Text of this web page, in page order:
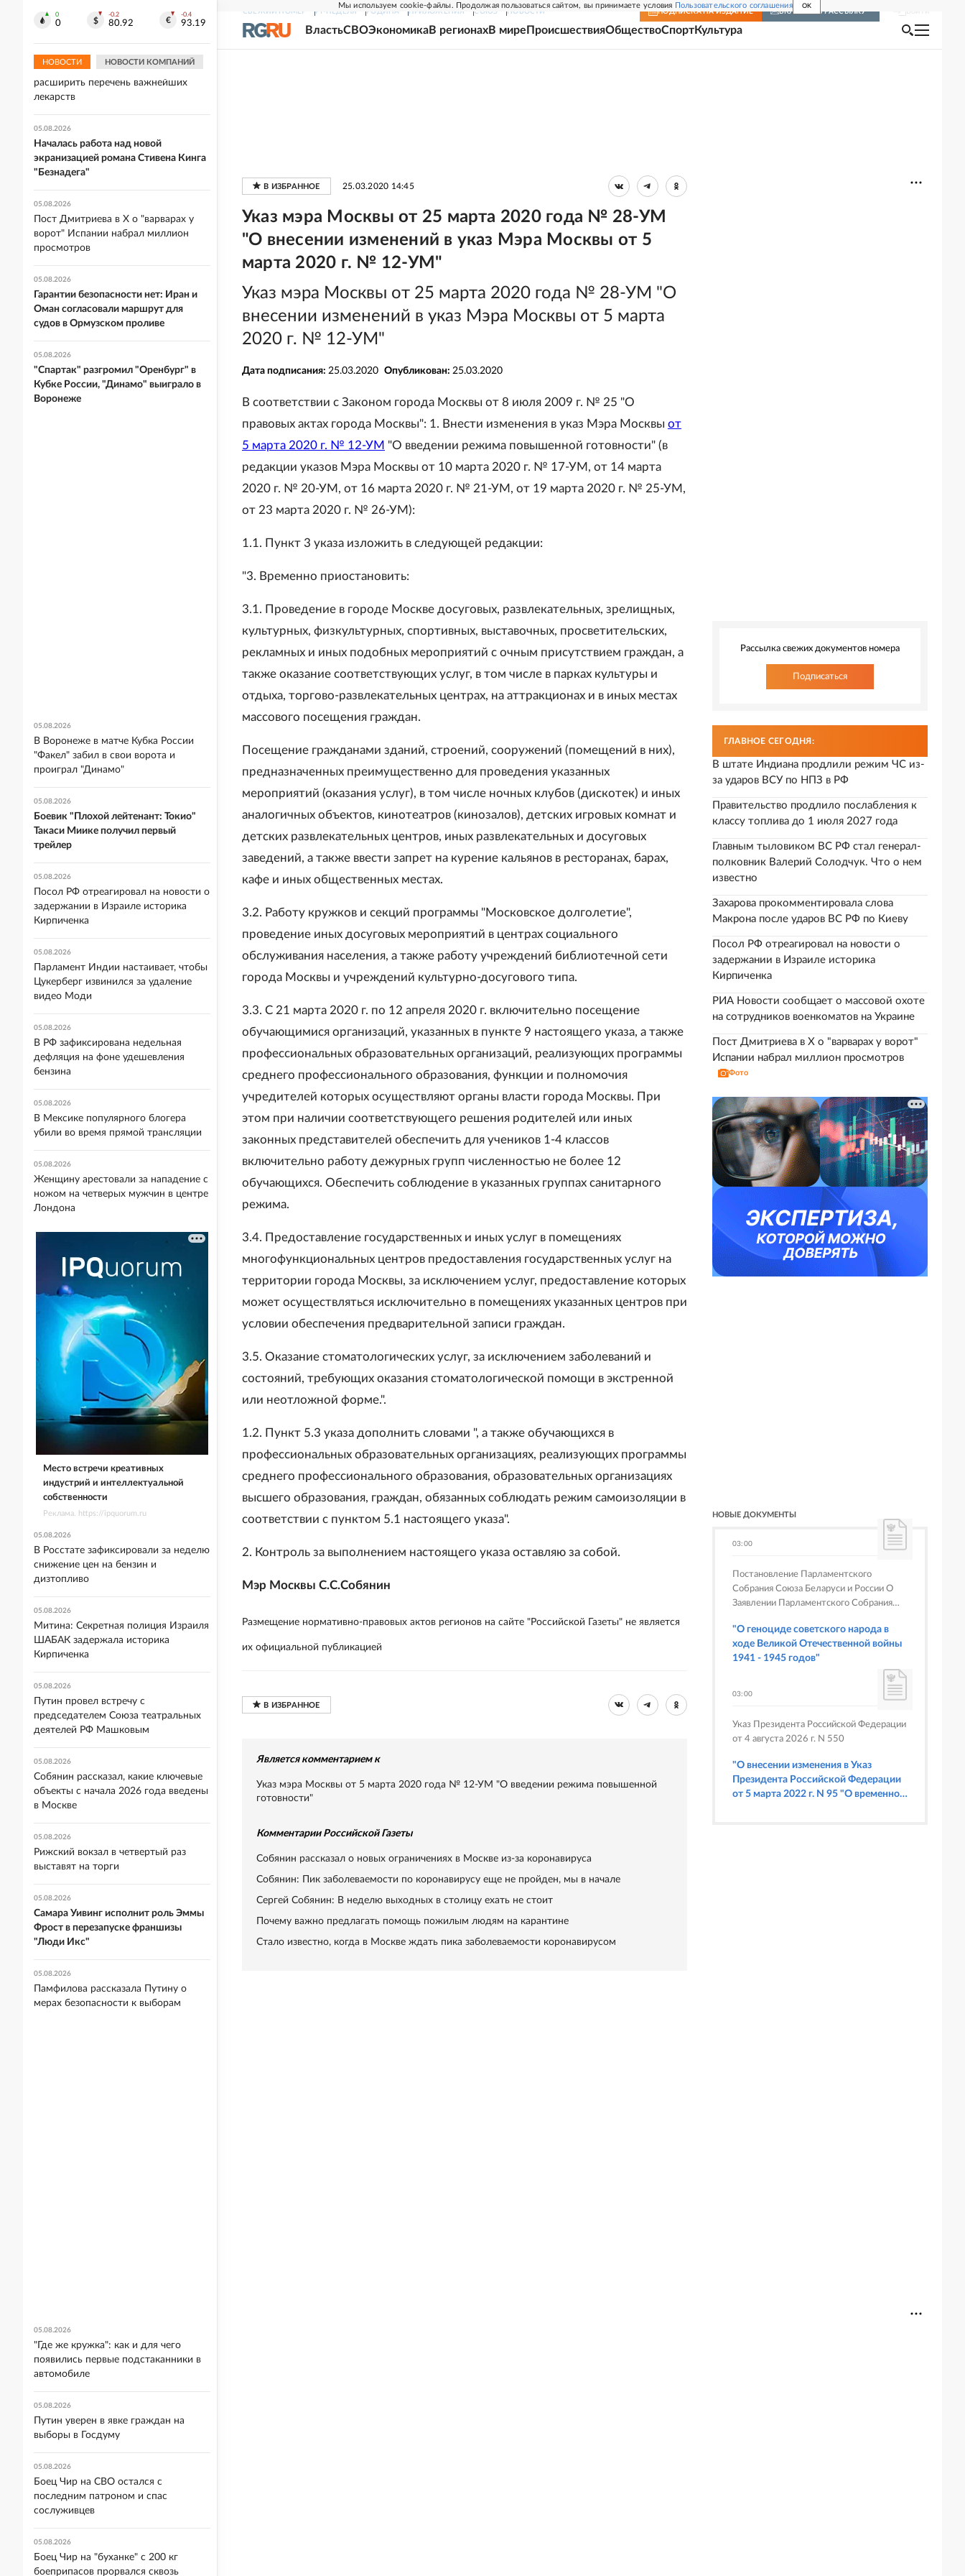
Мы используем cookie-файлы. Продолжая пользоваться сайтом, вы принимаете условия Пользовательского соглашения OK
СВЕЖИЙ НОМЕР РГ-НЕДЕЛЯ РОДИНА ПРИЛОЖЕНИЯ СОЮЗ НОВОСТИ ПОДПИСКА НА ИЗДАНИЕ ВКЛЮЧИТЬ РАССЫЛКУ
ВластьСВОЭкономикаВ регионахВ мире ПроисшествияОбществоСпортКультура
25.03.2020 14:45
Указ мэра Москвы от 25 марта 2020 года № 28-УМ
"О внесении изменений в указ Мэра Москвы от 5
марта 2020 г. № 12-УМ"
Указ мэра Москвы от 25 марта 2020 года № 28-УМ "О
внесении изменений в указ Мэра Москвы от 5 марта
2020 г. № 12-УМ"
Дата подписания: 25.03.2020 Опубликован: 25.03.2020
В соответствии с Законом города Москвы от 8 июля 2009 г. № 25 "О
правовых актах города Москвы": 1. Внести изменения в указ Мэра Москвы от
5 марта 2020 г. № 12-УМ "О введении режима повышенной готовности" (в
редакции указов Мэра Москвы от 10 марта 2020 г. № 17-УМ, от 14 марта
2020 г. № 20-УМ, от 16 марта 2020 г. № 21-УМ, от 19 марта 2020 г. № 25-УМ,
от 23 марта 2020 г. № 26-УМ):
1.1. Пункт 3 указа изложить в следующей редакции:
"3. Временно приостановить:
3.1. Проведение в городе Москве досуговых, развлекательных, зрелищных,
культурных, физкультурных, спортивных, выставочных, просветительских,
рекламных и иных подобных мероприятий с очным присутствием граждан, а
также оказание соответствующих услуг, в том числе в парках культуры и
отдыха, торгово-развлекательных центрах, на аттракционах и в иных местах
массового посещения граждан.
Посещение гражданами зданий, строений, сооружений (помещений в них),
предназначенных преимущественно для проведения указанных
мероприятий (оказания услуг), в том числе ночных клубов (дискотек) и иных
аналогичных объектов, кинотеатров (кинозалов), детских игровых комнат и
детских развлекательных центров, иных развлекательных и досуговых
заведений, а также ввести запрет на курение кальянов в ресторанах, барах,
кафе и иных общественных местах.
3.2. Работу кружков и секций программы "Московское долголетие",
проведение иных досуговых мероприятий в центрах социального
обслуживания населения, а также работу учреждений библиотечной сети
города Москвы и учреждений культурно-досугового типа.
3.3. С 21 марта 2020 г. по 12 апреля 2020 г. включительно посещение
обучающимися организаций, указанных в пункте 9 настоящего указа, а также
профессиональных образовательных организаций, реализующих программы
среднего профессионального образования, функции и полномочия
учредителей которых осуществляют органы власти города Москвы. При
этом при наличии соответствующего решения родителей или иных
законных представителей обеспечить для учеников 1-4 классов
включительно работу дежурных групп численностью не более 12
обучающихся. Обеспечить соблюдение в указанных группах санитарного
режима.
3.4. Предоставление государственных и иных услуг в помещениях
многофункциональных центров предоставления государственных услуг на
территории города Москвы, за исключением услуг, предоставление которых
может осуществляться исключительно в помещениях указанных центров при
условии обеспечения предварительной записи граждан.
3.5. Оказание стоматологических услуг, за исключением заболеваний и
состояний, требующих оказания стоматологической помощи в экстренной
или неотложной форме.".
1.2. Пункт 5.3 указа дополнить словами ", а также обучающихся в
профессиональных образовательных организациях, реализующих программы
среднего профессионального образования, образовательных организациях
высшего образования, граждан, обязанных соблюдать режим самоизоляции в
соответствии с пунктом 5.1 настоящего указа".
2. Контроль за выполнением настоящего указа оставляю за собой.
Мэр Москвы С.С.Собянин
Размещение нормативно-правовых актов регионов на сайте "Российской Газеты" не является
их официальной публикацией
Является комментарием к
Указ мэра Москвы от 5 марта 2020 года № 12-УМ "О введении режима повышенной
готовности"
Комментарии Российской Газеты
Собянин рассказал о новых ограничениях в Москве из-за коронавируса
Собянин: Пик заболеваемости по коронавирусу еще не пройден, мы в начале
Сергей Собянин: В неделю выходных в столицу ехать не стоит
Почему важно предлагать помощь пожилым людям на карантине
Стало известно, когда в Москве ждать пика заболеваемости коронавирусом
Рассылка свежих документов номера
Подписаться
ГЛАВНОЕ СЕГОДНЯ:
В штате Индиана продлили режим ЧС из-
за ударов ВСУ по НПЗ в РФ
Правительство продлило послабления к
классу топлива до 1 июля 2027 года
Главным тыловиком ВС РФ стал генерал-
полковник Валерий Солодчук. Что о нем
известно
Захарова прокомментировала слова
Макрона после ударов ВС РФ по Киеву
Посол РФ отреагировал на новости о
задержании в Израиле историка
Кирпиченка
РИА Новости сообщает о массовой охоте
на сотрудников военкоматов на Украине
Пост Дмитриева в X о "варварах у ворот"
Испании набрал миллион просмотров
Фото
НОВЫЕ ДОКУМЕНТЫ
03:00
Постановление Парламентского
Собрания Союза Беларуси и России О
Заявлении Парламентского Собрания
"О геноциде советского народа в
ходе Великой Отечественной войны
1941 - 1945 годов"
03:00
Указ Президента Российской Федерации
от 4 августа 2026 г. N 550
"О внесении изменения в Указ
Президента Российской Федерации
от 5 марта 2022 г. N 95 "О временном
0
0
-0.2
80.92
-0.4
93.19
НОВОСТИ НОВОСТИ КОМПАНИЙ
Киеву
05.08.2026
Комиссия Минздрава рекомендовала
расширить перечень важнейших
лекарств
05.08.2026
Началась работа над новой
экранизацией романа Стивена Кинга
"Безнадега"
05.08.2026
Пост Дмитриева в X о "варварах у
ворот" Испании набрал миллион
просмотров
05.08.2026
Гарантии безопасности нет: Иран и
Оман согласовали маршрут для
судов в Ормузском проливе
05.08.2026
"Спартак" разгромил "Оренбург" в
Кубке России, "Динамо" выиграло в
Воронеже
05.08.2026
В Воронеже в матче Кубка России
"Факел" забил в свои ворота и
проиграл "Динамо"
05.08.2026
Боевик "Плохой лейтенант: Токио"
Такаси Миике получил первый
трейлер
05.08.2026
Посол РФ отреагировал на новости о
задержании в Израиле историка
Кирпиченка
05.08.2026
Парламент Индии настаивает, чтобы
Цукерберг извинился за удаление
видео Моди
05.08.2026
В РФ зафиксирована недельная
дефляция на фоне удешевления
бензина
05.08.2026
В Мексике популярного блогера
убили во время прямой трансляции
05.08.2026
Женщину арестовали за нападение с
ножом на четверых мужчин в центре
Лондона
Место встречи креативных
индустрий и интеллектуальной
собственности
Реклама. https://ipquorum.ru
05.08.2026
В Росстате зафиксировали за неделю
снижение цен на бензин и
дизтопливо
05.08.2026
Митина: Секретная полиция Израиля
ШАБАК задержала историка
Кирпиченка
05.08.2026
Путин провел встречу с
председателем Союза театральных
деятелей РФ Машковым
05.08.2026
Собянин рассказал, какие ключевые
объекты с начала 2026 года введены
в Москве
05.08.2026
Рижский вокзал в четвертый раз
выставят на торги
05.08.2026
Самара Уивинг исполнит роль Эммы
Фрост в перезапуске франшизы
"Люди Икс"
05.08.2026
Памфилова рассказала Путину о
мерах безопасности к выборам
05.08.2026
"Где же кружка": как и для чего
появились первые подстаканники в
автомобиле
05.08.2026
Путин уверен в явке граждан на
выборы в Госдуму
05.08.2026
Боец Чир на СВО остался с
последним патроном и спас
сослуживцев
05.08.2026
Боец Чир на "буханке" с 200 кг
боеприпасов прорвался сквозь